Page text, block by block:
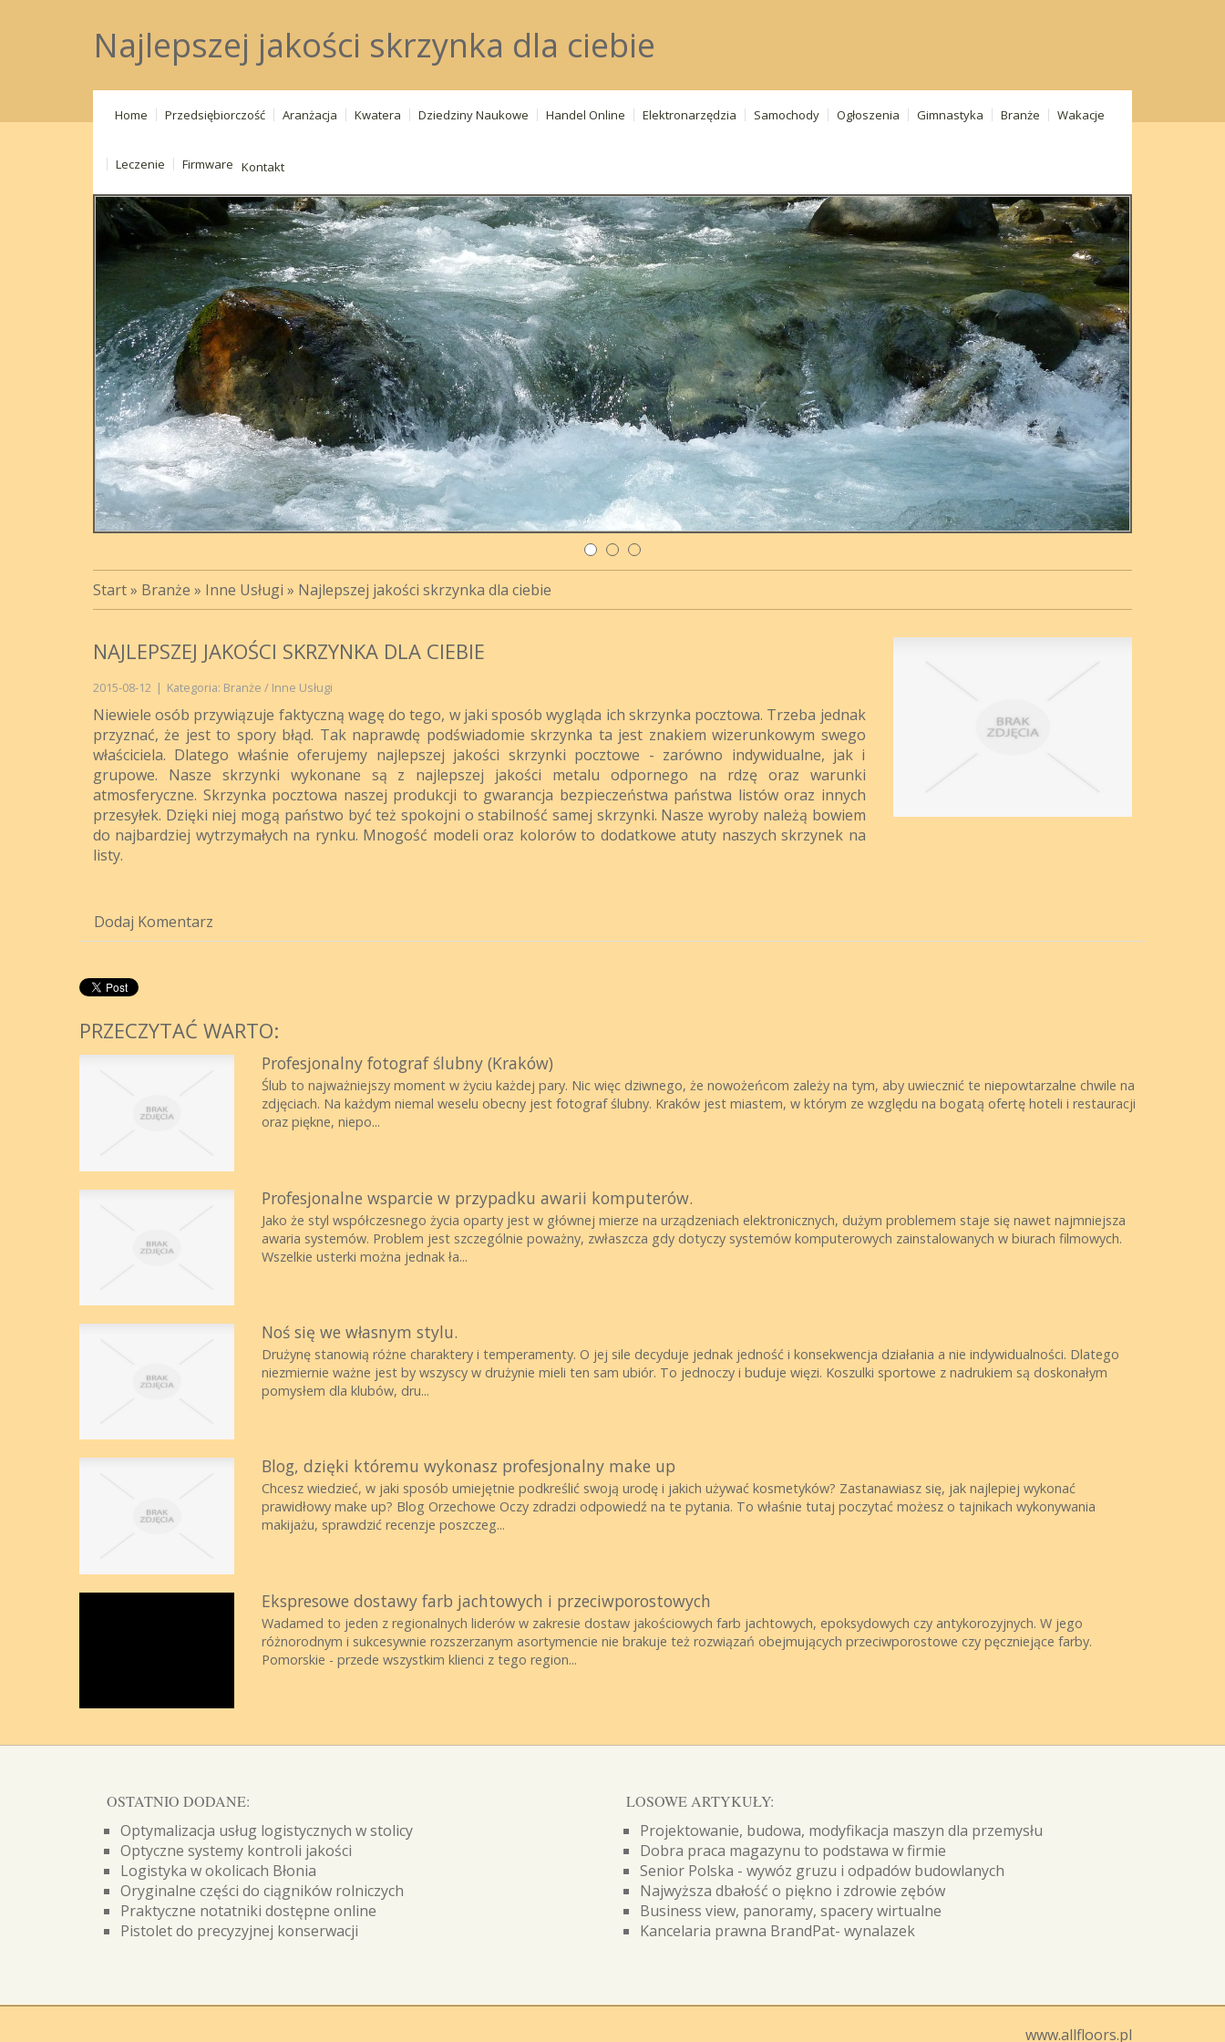
Najlepszej jakości skrzynka dla ciebie
Home Przedsiębiorczość Aranżacja Kwatera Dziedziny Naukowe Handel Online Elektronarzędzia Samochody Ogłoszenia Gimnastyka Branże Wakacje
Leczenie Firmware Kontakt
Start» Branże » Inne Usługi » Najlepszej jakości skrzynka dla ciebie
NAJLEPSZEJ JAKOŚCI SKRZYNKA DLA CIEBIE
2015-08-12 | Kategoria: Branże / Inne Usługi
Niewiele osób przywiązuje faktyczną wagę do tego, w jaki sposób wygląda ich skrzynka pocztowa. Trzeba jednak
przyznać, że jest to spory błąd. Tak naprawdę podświadomie skrzynka ta jest znakiem wizerunkowym swego
właściciela. Dlatego właśnie oferujemy najlepszej jakości skrzynki pocztowe - zarówno indywidualne, jak i
grupowe. Nasze skrzynki wykonane są z najlepszej jakości metalu odpornego na rdzę oraz warunki
atmosferyczne. Skrzynka pocztowa naszej produkcji to gwarancja bezpieczeństwa państwa listów oraz innych
przesyłek. Dzięki niej mogą państwo być też spokojni o stabilność samej skrzynki. Nasze wyroby należą bowiem
do najbardziej wytrzymałych na rynku. Mnogość modeli oraz kolorów to dodatkowe atuty naszych skrzynek na
listy.
Dodaj Komentarz
PRZECZYTAĆ WARTO:
Profesjonalny fotograf ślubny (Kraków)
Ślub to najważniejszy moment w życiu każdej pary. Nic więc dziwnego, że nowożeńcom zależy na tym, aby uwiecznić te niepowtarzalne chwile na
zdjęciach. Na każdym niemal weselu obecny jest fotograf ślubny. Kraków jest miastem, w którym ze względu na bogatą ofertę hoteli i restauracji
oraz piękne, niepo...
Profesjonalne wsparcie w przypadku awarii komputerów.
Jako że styl współczesnego życia oparty jest w głównej mierze na urządzeniach elektronicznych, dużym problemem staje się nawet najmniejsza
awaria systemów. Problem jest szczególnie poważny, zwłaszcza gdy dotyczy systemów komputerowych zainstalowanych w biurach filmowych.
Wszelkie usterki można jednak ła...
Noś się we własnym stylu.
Drużynę stanowią różne charaktery i temperamenty. O jej sile decyduje jednak jedność i konsekwencja działania a nie indywidualności. Dlatego
niezmiernie ważne jest by wszyscy w drużynie mieli ten sam ubiór. To jednoczy i buduje więzi. Koszulki sportowe z nadrukiem są doskonałym
pomysłem dla klubów, dru...
Blog, dzięki któremu wykonasz profesjonalny make up
Chcesz wiedzieć, w jaki sposób umiejętnie podkreślić swoją urodę i jakich używać kosmetyków? Zastanawiasz się, jak najlepiej wykonać
prawidłowy make up? Blog Orzechowe Oczy zdradzi odpowiedź na te pytania. To właśnie tutaj poczytać możesz o tajnikach wykonywania
makijażu, sprawdzić recenzje poszczeg...
Ekspresowe dostawy farb jachtowych i przeciwporostowych
Wadamed to jeden z regionalnych liderów w zakresie dostaw jakościowych farb jachtowych, epoksydowych czy antykorozyjnych. W jego
różnorodnym i sukcesywnie rozszerzanym asortymencie nie brakuje też rozwiązań obejmujących przeciwporostowe czy pęczniejące farby.
Pomorskie - przede wszystkim klienci z tego region...
OSTATNIO DODANE:
Optymalizacja usług logistycznych w stolicy
Optyczne systemy kontroli jakości
Logistyka w okolicach Błonia
Oryginalne części do ciągników rolniczych
Praktyczne notatniki dostępne online
Pistolet do precyzyjnej konserwacji
LOSOWE ARTYKUŁY:
Projektowanie, budowa, modyfikacja maszyn dla przemysłu
Dobra praca magazynu to podstawa w firmie
Senior Polska - wywóz gruzu i odpadów budowlanych
Najwyższa dbałość o piękno i zdrowie zębów
Business view, panoramy, spacery wirtualne
Kancelaria prawna BrandPat- wynalazek
www.allfloors.pl